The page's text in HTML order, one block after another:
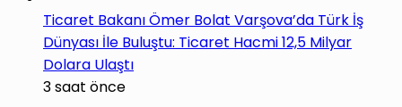
Ticaret Bakanı Ömer Bolat Varşova’da Türk İş
Dünyası İle Buluştu: Ticaret Hacmi 12,5 Milyar
Dolara Ulaştı
3 saat önce